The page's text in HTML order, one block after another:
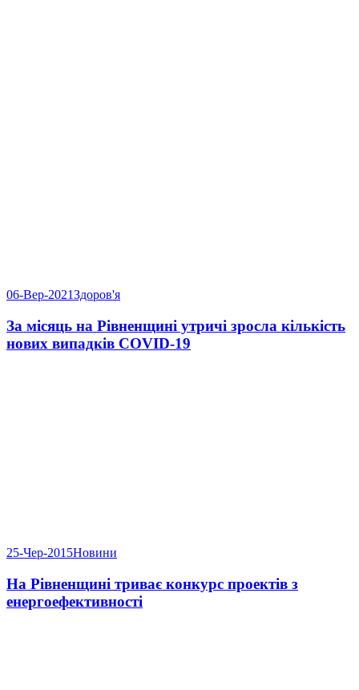
06-Вер-2021Здоров'я
За місяць на Рівненщині утричі зросла кількість
нових випадків COVID-19
25-Чер-2015Новини
На Рівненщині триває конкурс проектів з
енергоефективності